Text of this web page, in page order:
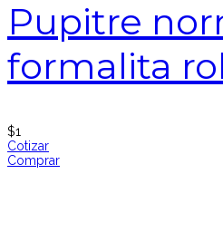
Pupitre
formalita
$1
Cotizar
Comprar